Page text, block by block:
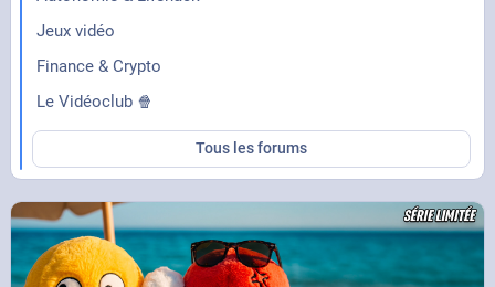
Jeux vidéo
Finance & Crypto
Le Vidéoclub 🍿
Tous les forums